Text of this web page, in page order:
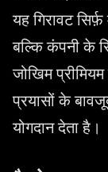
यह गिरावट
बल्कि कंपनी के
जोखिम
प्रयासों के
योगदान देता है।